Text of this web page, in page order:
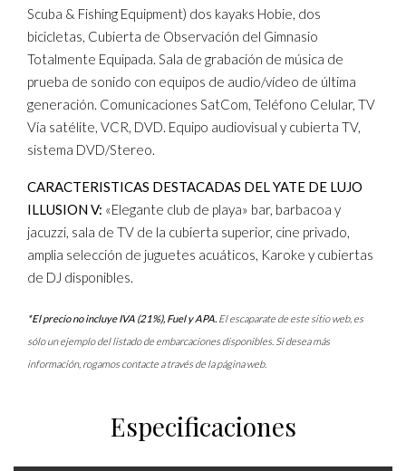
Scuba & Fishing Equipment) dos kayaks Hobie, dos
bicicletas, Cubierta de Observación del Gimnasio
Totalmente Equipada. Sala de grabación de música de
prueba de sonido con equipos de audio/vídeo de última
generación. Comunicaciones SatCom, Teléfono Celular, TV
Vía satélite, VCR, DVD. Equipo audiovisual y cubierta TV,
sistema DVD/Stereo.
CARACTERISTICAS DESTACADAS DEL YATE DE LUJO
ILLUSION V: «Elegante club de playa» bar, barbacoa y
jacuzzi, sala de TV de la cubierta superior, cine privado,
amplia selección de juguetes acuáticos, Karoke y cubiertas
de DJ disponibles.
*El precio no incluye IVA (21%), Fuel y APA. El escaparate de este sitio web, es
sólo un ejemplo del listado de embarcaciones disponibles. Si desea más
información, rogamos contacte a través de la página web.
Especificaciones